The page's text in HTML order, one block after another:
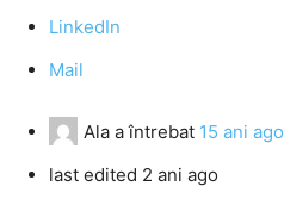
LinkedIn
Mail
Ala a întrebat 15 ani ago
last edited 2 ani ago